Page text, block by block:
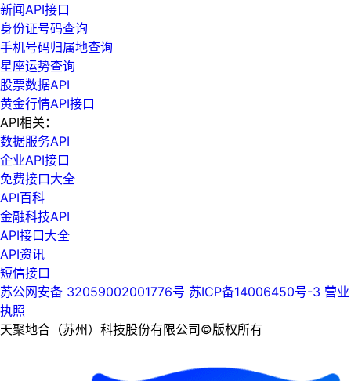
新闻API接口
身份证号码查询
手机号码归属地查询
星座运势查询
股票数据API
黄金行情API接口
API相关：
数据服务API
企业API接口
免费接口大全
API百科
金融科技API
API接口大全
API资讯
短信接口
苏公网安备 32059002001776号 苏ICP备14006450号-3 营业
执照
天聚地合（苏州）科技股份有限公司©版权所有